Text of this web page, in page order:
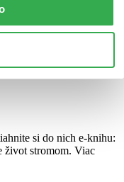
sklade, ale zvyčajne
11 – 16 dní. A
si do nich e-knihu:
život stromom. Viac